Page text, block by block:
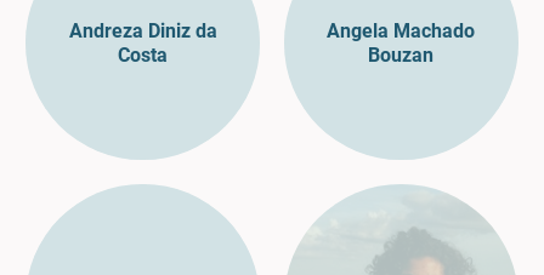
Andreza Diniz da
Costa
Angela Machado
Bouzan